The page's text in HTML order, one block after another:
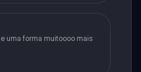
uma forma muitoooo mais